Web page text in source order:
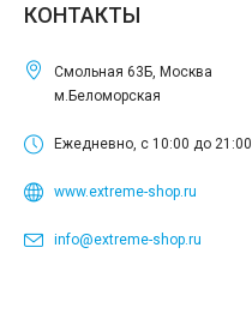
КОНТАКТЫ
Смольная 63Б, Москва
м.Беломорская
Ежедневно, с 10:00 до 21:00
www.extreme-shop.ru
info@extreme-shop.ru